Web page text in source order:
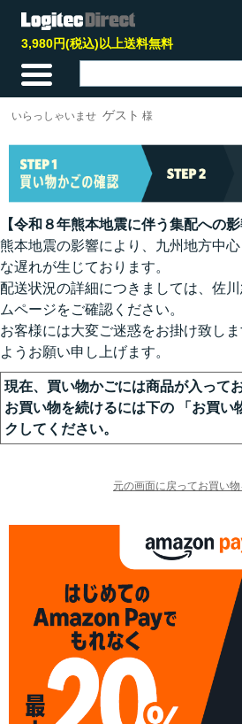
3,980円(税込)以上送料無料
いらっしゃいませ ゲスト 様
【令和８年熊本地震に伴う集配への影
熊本地震の影響により、九州地方中
な遅れが生じております。
配送状況の詳細につきましては、佐
ムページをご確認ください。
お客様には大変ご迷惑をお掛け致し
ようお願い申し上げます。
現在、買い物かごには商品が入って
お買い物を続けるには下の 「お買い
クしてください。